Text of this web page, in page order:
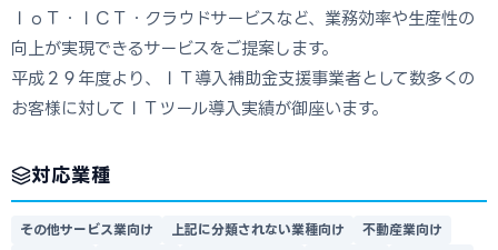
ＩｏＴ・ＩＣＴ・クラウドサービスなど、業務効率や生産性の
向上が実現できるサービスをご提案します。
平成２９年度より、ＩＴ導入補助金支援事業者として数多くの
お客様に対してＩＴツール導入実績が御座います。
対応業種
その他サービス業向け 上記に分類されない業種向け
不動産業向け